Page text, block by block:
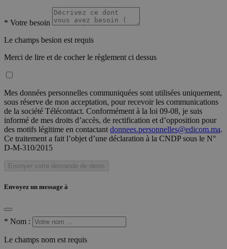
* Votre besoin
Le champs besion est requis
Merci de lire et de cocher le règlement ci dessus
Mes données personnelles communiquées sont utilisées uniquement,
sous réserve de mon acceptation, pour recevoir les communications
de la société Télécontact. Conformément à la loi 09-08, je suis
informé de mes droits d’accès, de rectification et d’opposition pour
des motifs légitime en contactant donnees.personnelles@edicom.ma.
Ce traitement a fait l’objet d’une déclaration à la CNDP sous le N°
D-M-310/2015
Envoyer votre demande de devis
Envoyez un message à
* Nom :
Le champs nom est requis